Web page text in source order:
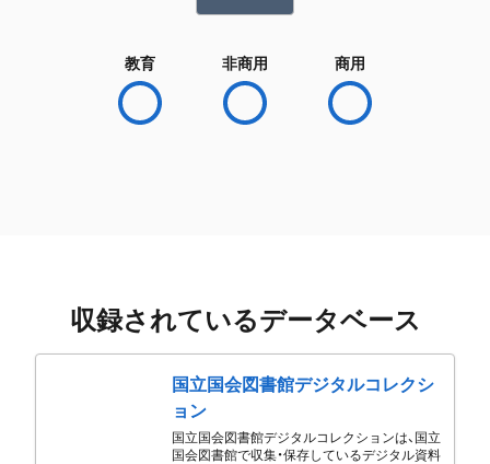
教育 非商用 商用
収録されているデータベース
国立国会図書館デジタルコレクシ
ョン
国立国会図書館デジタルコレクションは、国立
国会図書館で収集・保存しているデジタル資料